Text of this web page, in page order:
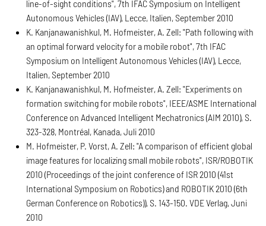
line-of-sight conditions", 7th IFAC Symposium on Intelligent
Autonomous Vehicles (IAV), Lecce, Italien, September 2010
K. Kanjanawanishkul, M. Hofmeister, A. Zell: "Path following with
an optimal forward velocity for a mobile robot", 7th IFAC
Symposium on Intelligent Autonomous Vehicles (IAV), Lecce,
Italien, September 2010
K. Kanjanawanishkul, M. Hofmeister, A. Zell: "Experiments on
formation switching for mobile robots", IEEE/ASME International
Conference on Advanced Intelligent Mechatronics (AIM 2010), S.
323-328, Montréal, Kanada, Juli 2010
M. Hofmeister, P. Vorst, A. Zell: "A comparison of efficient global
image features for localizing small mobile robots", ISR/ROBOTIK
2010 (Proceedings of the joint conference of ISR 2010 (41st
International Symposium on Robotics) and ROBOTIK 2010 (6th
German Conference on Robotics)), S. 143-150. VDE Verlag, Juni
2010